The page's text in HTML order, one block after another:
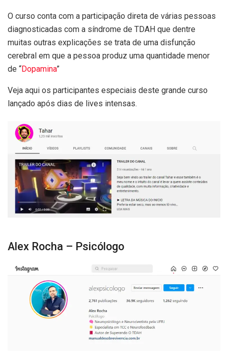
O curso conta com a participação direta de várias pessoas
diagnosticadas com a síndrome de TDAH que dentre
muitas outras explicações se trata de uma disfunção
cerebral em que a pessoa produz uma quantidade menor
de “Dopamina”
Veja aqui os participantes especiais deste grande curso
lançado após dias de lives intensas.
Alex Rocha – Psicólogo